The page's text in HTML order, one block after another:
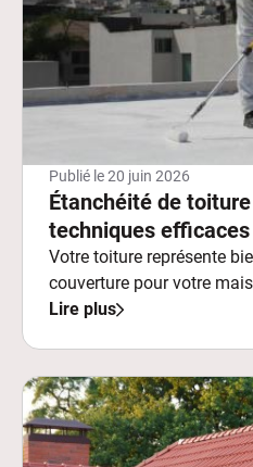
Publié le20 juin 2026
Étanchéité de
techniques efficaces
Votre toiture représente
couverture pour votre
Lire plus